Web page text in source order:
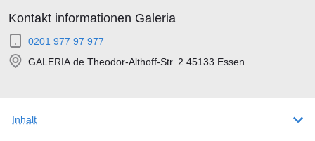
Inhalt
Kontakt informationen Galeria
0201 977 97 977
GALERIA.de Theodor-Althoff-Str. 2 45133 Essen